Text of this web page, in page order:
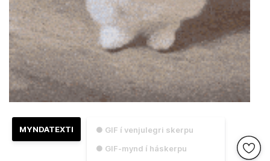
● GIF í venjulegri skerpu
● GIF-mynd í háskerpu
MYNDATEXTI